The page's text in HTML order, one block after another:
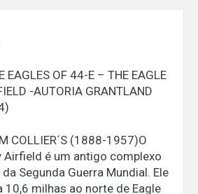
GRANTLAND
RICE
(1880-
1954)
quantidade
EAGLES OF 44-E – THE EAGLE
-AUTORIA GRANTLAND
COLLIER´S (1888-1957)O
Airfield é um antigo complexo
Segunda Guerra Mundial. Ele
10,6 milhas ao norte de Eagle